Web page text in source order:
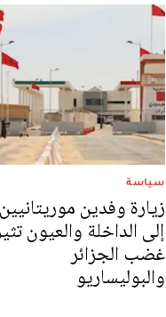
سياسة
زيارة وفدين موريتانيين
إلى الداخلة والعيون
غضب الجزائر
والبوليساريو